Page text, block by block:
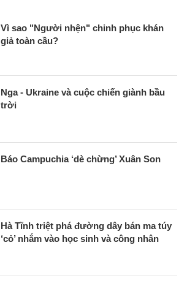
Vì sao "Người nhện" chinh phục khán
giả toàn cầu?
Nga - Ukraine và cuộc chiến giành bầu
trời
Báo Campuchia ‘dè chừng’ Xuân Son
Hà Tĩnh triệt phá đường dây bán ma túy
‘cỏ’ nhắm vào học sinh và công nhân